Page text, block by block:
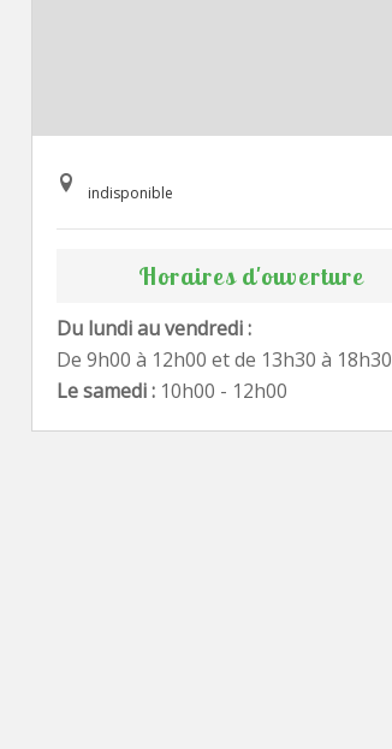
indisponible
Horaires d'ouverture
Du lundi au vendredi :
De 9h00 à 12h00 et de 13h30 à 18h30
Le samedi : 10h00 - 12h00